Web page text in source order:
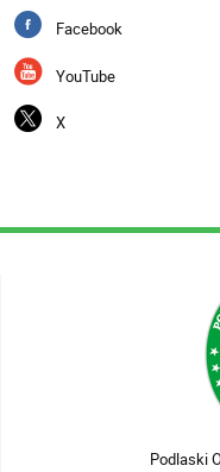
Facebook
YouTube
X
Podlaski